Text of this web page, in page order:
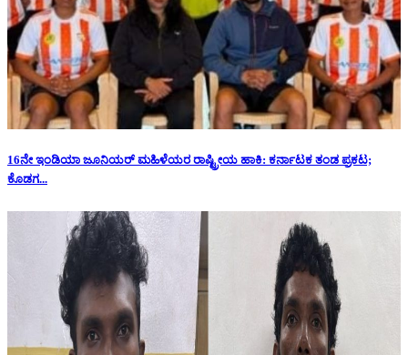
16ನೇ ಇಂಡಿಯಾ ಜೂನಿಯರ್ ಮಹಿಳೆಯರ ರಾಷ್ಟ್ರೀಯ ಹಾಕಿ: ಕರ್ನಾಟಕ ತಂಡ ಪ್ರಕಟ;
ಕೊಡಗ...